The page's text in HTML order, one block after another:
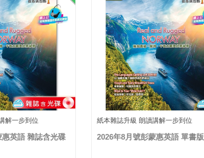
解一步到位
英語 雜誌含光碟
紙本雜誌升級 朗讀講解一步到位
2026年8月號彭蒙惠英語 單書版